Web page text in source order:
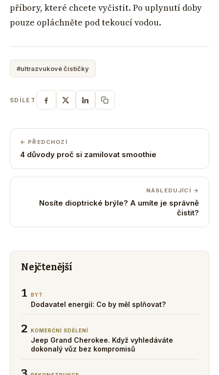
příbory, které chcete vyčistit. Po uplynutí doby
pouze opláchněte pod tekoucí vodou.
#ultrazvukové čističky
SDÍLET
← PŘEDCHOZÍ
4 důvody proč si zamilovat smoothie
NÁSLEDUJÍCÍ →
Nosíte dioptrické brýle? A umíte je správně
čistit?
Nejčtenější
1 BYT
Dodavatel energií: Co by měl splňovat?
2 KOMERČNÍ SDĚLENÍ
Jeep Grand Cherokee. Když vyhledáváte
dokonalý vůz bez kompromisů